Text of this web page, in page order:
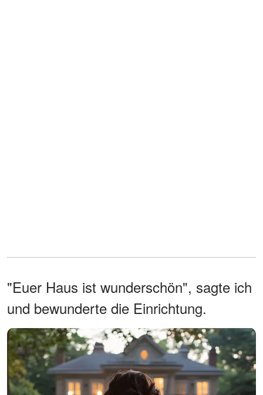
"Euer Haus ist wunderschön", sagte ich
und bewunderte die Einrichtung.